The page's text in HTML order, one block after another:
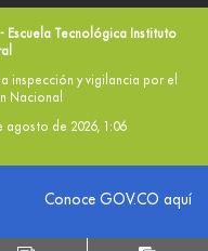
- Escuela Tecnológica Instituto
inspección y vigilancia por el
Nacional
de 2026, 1:06
Conoce GOV.CO aquí